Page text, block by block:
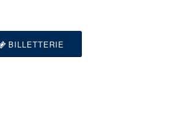
BILLETTERIE